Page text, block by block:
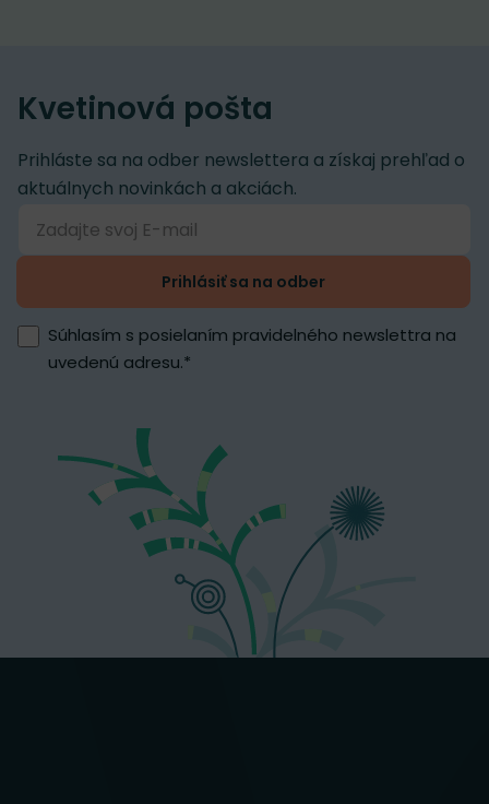
Kvetinová pošta
Prihláste sa na odber newslettera a získaj prehľad o
aktuálnych novinkách a akciách.
Prihlásiť sa na odber
Súhlasím s posielaním pravidelného newslettra na
uvedenú adresu.*